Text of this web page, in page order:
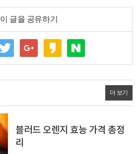
이 글을 공유하기
더 보기
블러드 오렌지 효능 가격 총정
리